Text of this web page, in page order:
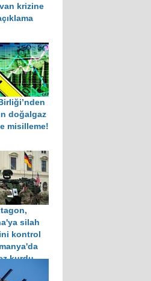
krizine
doğalgaz
misilleme!
silah
kontrol
kurdu